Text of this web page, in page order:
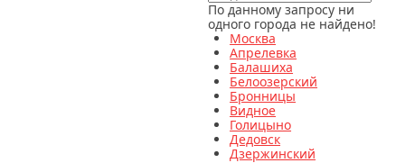
По данному запросу ни
одного города не найдено!
Москва
Апрелевка
Балашиха
Белоозерский
Бронницы
Видное
Голицыно
Дедовск
Дзержинский